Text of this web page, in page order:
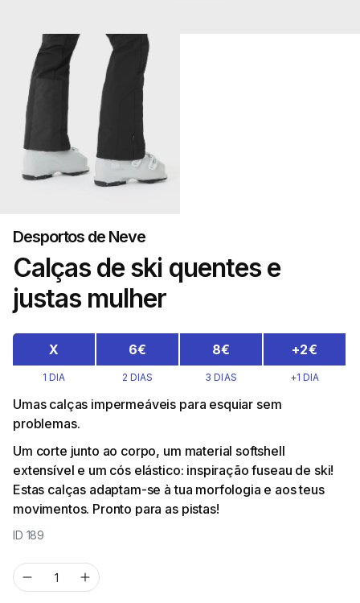
Desportos de Neve
Calças de ski quentes e
justas mulher
X 6€ 8€ +2€
1 DIA 2 DIAS 3 DIAS +1 DIA
Umas calças impermeáveis para esquiar sem
problemas.
Um corte junto ao corpo, um material softshell
extensível e um cós elástico: inspiração fuseau de ski!
Estas calças adaptam-se à tua morfologia e aos teus
movimentos. Pronto para as pistas!
ID 189